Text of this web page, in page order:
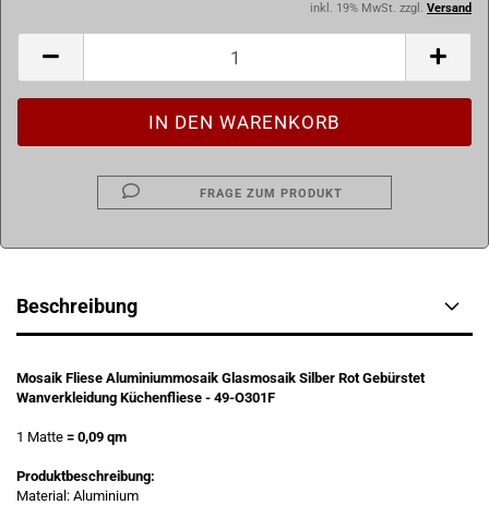
inkl. 19% MwSt. zzgl. Versand
FRAGE ZUM PRODUKT
Beschreibung
Mosaik Fliese Aluminiummosaik Glasmosaik Silber Rot Gebürstet
Wanverkleidung Küchenfliese - 49-O301F
1 Matte = 0,09 qm
Produktbeschreibung:
Material: Aluminium